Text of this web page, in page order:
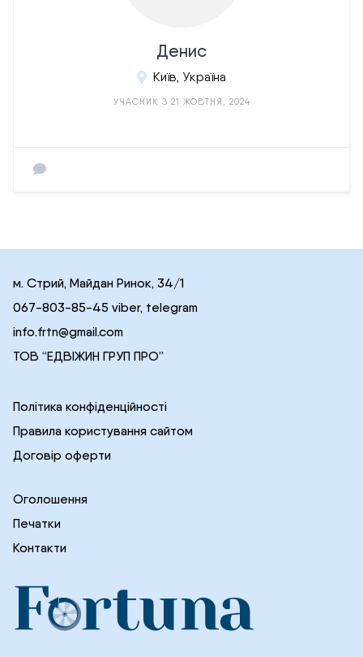
Денис
Київ, Україна
УЧАСНИК З 21 ЖОВТНЯ, 2024
м. Стрий, Майдан Ринок, 34/1
067-803-85-45 viber, telegram
info.frtn@gmail.com
ТОВ “ЕДВІЖИН ГРУП ПРО”
Політика конфіденційності
Правила користування сайтом
Договір оферти
Оголошення
Печатки
Контакти